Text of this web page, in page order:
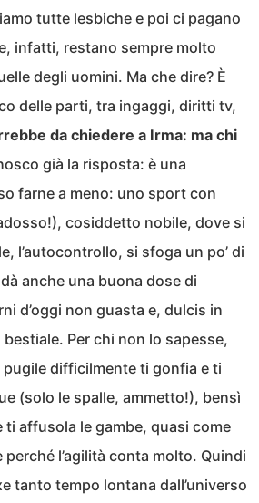
tutte lesbiche e poi ci pagano
infatti, restano sempre molto
degli uomini. Ma che dire? È
delle parti, tra ingaggi, diritti tv,
da chiedere a Irma: ma chi
già la risposta: è una
farne a meno: uno sport con
cosiddetto nobile, dove si
l’autocontrollo, si sfoga un po’ di
anche una buona dose di
d’oggi non guasta e, dulcis in
Per chi non lo sapesse,
pugile difficilmente ti gonfia e ti
(solo le spalle, ammetto!), bensì
affusola le gambe, quasi come
l’agilità conta molto. Quindi
tanto tempo lontana dall’universo